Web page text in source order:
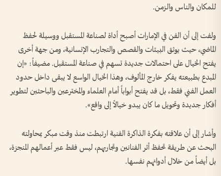
للمكان والناس والزمن.
ولفت إلى أن الفن في الإمارات أصبح أداة لصناعة المستقبل ووسيلة لحفظ
الماضي، حيث يوثق البيئات والقصص والتجارب الإنسانية، ومن جهة أخرى
يفتح الخيال على احتمالات جديدة تسهم في صناعة المستقبل. مضيفاً: «إن
المبدع بطبيعته يفكر خارج المألوف، وهذا الخيال الواسع لا يبقى داخل حدود
العمل الفني فقط، بل قد يفتح أبواباً أمام العلماء والمخترعين والباحثين لتطوير
أفكار جديدة وتحويل ما كان يبدو خيالاً إلى واقع».
وأشار إلى أن علاقته بفكرة الذاكرة الفنية ارتبطت منذ وقت مبكر بمحاولته
البحث عن طريقة تحفظ أثر الفنانين وتجاربهم، ليس فقط عبر أعمالهم المنجزة،
بل أيضاً من خلال أدواتهم نفسها.